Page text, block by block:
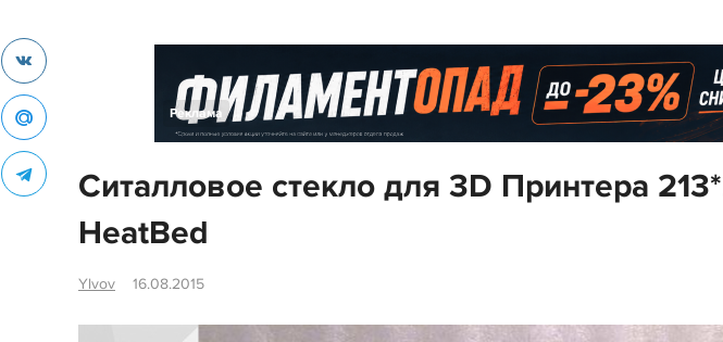
Реклама
Ситалловое стекло для 3D Принтера
HeatBed
Ylvov 16.08.2015